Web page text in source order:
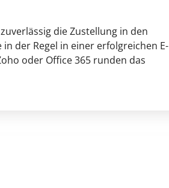
die Zustellung in den
der Regel in einer erfolgreichen E-
oder Office 365 runden das